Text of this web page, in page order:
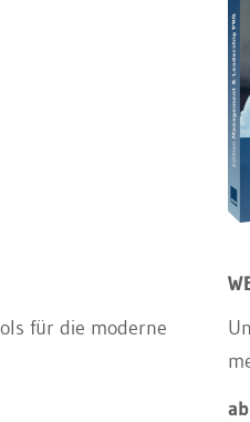
für die moderne